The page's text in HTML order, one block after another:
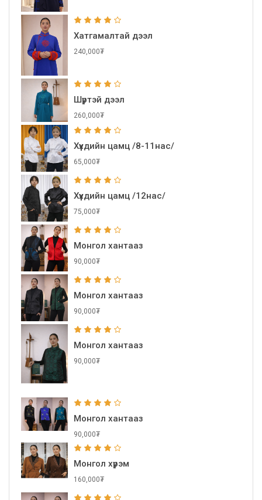
Хатгамалтай дээл
240,000₮
Шүртэй дээл
260,000₮
Хүүхдийн цамц /8-11нас/
65,000₮
Хүүхдийн цамц /12нас/
75,000₮
Монгол хантааз
90,000₮
Монгол хантааз
90,000₮
Монгол хантааз
90,000₮
Монгол хантааз
90,000₮
Монгол хүрэм
160,000₮